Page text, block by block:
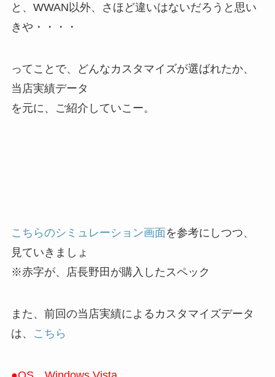
と、WWAN以外、さほど違いはないだろうと思い
きや・・・・
ってことで、どんなカスタマイズが選ばれたか、
当店実績データ
を元に、ご紹介していこー。
こちらのシミュレーション画面 を参考にしつつ、
見ていきましょ
※赤字が、店長野田が購入したスペック
また、前回の当店実績によるカスタマイズデータ
は、
こちら